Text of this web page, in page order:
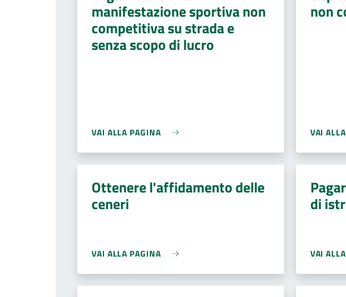
manifestazione sportiva non
competitiva su strada e
senza scopo di lucro
VAI ALLA PAGINA
non
VAI
Ottenere l'affidamento delle
ceneri
VAI ALLA PAGINA
di
VAI